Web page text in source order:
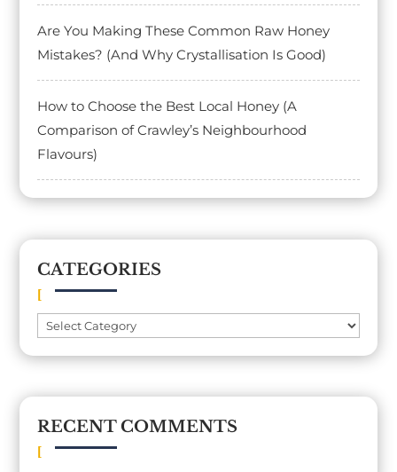
Are You Making These Common Raw Honey
Mistakes? (And Why Crystallisation Is Good)
How to Choose the Best Local Honey (A
Comparison of Crawley’s Neighbourhood
Flavours)
CATEGORIES
Categories
RECENT COMMENTS